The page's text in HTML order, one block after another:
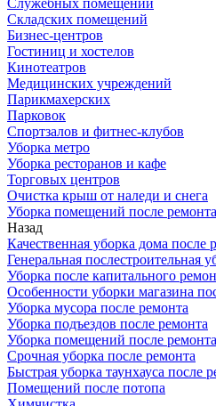
Служебных помещений
Складских помещений
Бизнес-центров
Гостиниц и хостелов
Кинотеатров
Медицинских учреждений
Парикмахерских
Парковок
Спортзалов и фитнес-клубов
Уборка метро
Уборка ресторанов и кафе
Торговых центров
Очистка крыш от наледи и снега
Уборка помещений после ремонта
Назад
Качественная уборка дома после
Генеральная послестроительная
Уборка после капитального
Особенности уборки магазина
Уборка мусора после ремонта
Уборка подъездов после ремонта
Уборка помещений после ремонта
Срочная уборка после ремонта
Быстрая уборка таунхауса после
Помещений после потопа